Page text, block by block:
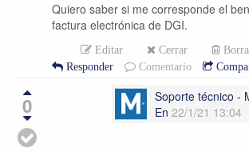
Quiero saber si me corresponde el
factura electrónica de DGI.
Editar Cerrar
Responder
Comentario
0
Soporte técnico -
En 22/1/21 13:04